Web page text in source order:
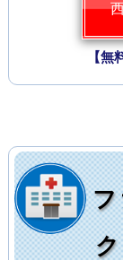
【無
フ
ク